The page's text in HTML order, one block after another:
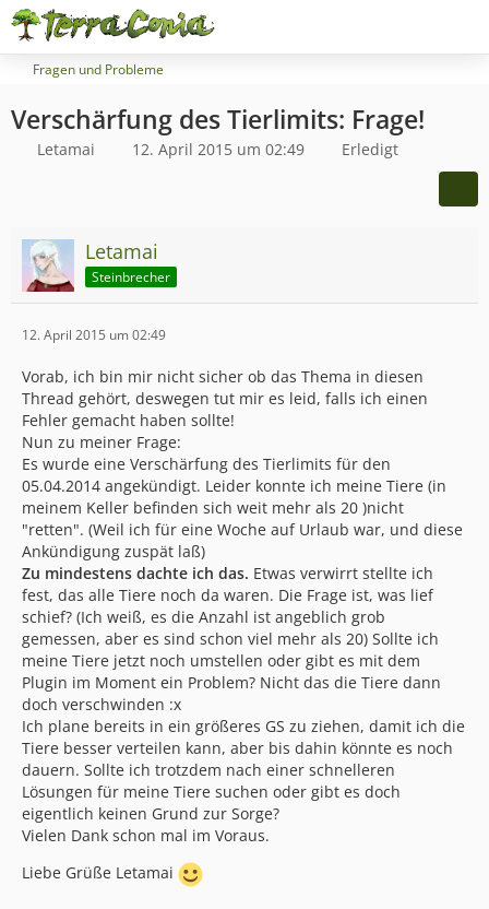
Fragen und Probleme
Verschärfung des Tierlimits: Frage!
Letamai 12. April 2015 um 02:49 Erledigt
Letamai
Steinbrecher
12. April 2015 um 02:49
Vorab, ich bin mir nicht sicher ob das Thema in diesen
Thread gehört, deswegen tut mir es leid, falls ich einen
Fehler gemacht haben sollte!
Nun zu meiner Frage:
Es wurde eine Verschärfung des Tierlimits für den
05.04.2014 angekündigt. Leider konnte ich meine Tiere (in
meinem Keller befinden sich weit mehr als 20 )nicht
"retten". (Weil ich für eine Woche auf Urlaub war, und diese
Ankündigung zuspät laß)
Zu mindestens dachte ich das. Etwas verwirrt stellte ich
fest, das alle Tiere noch da waren. Die Frage ist, was lief
schief? (Ich weiß, es die Anzahl ist angeblich grob
gemessen, aber es sind schon viel mehr als 20) Sollte ich
meine Tiere jetzt noch umstellen oder gibt es mit dem
Plugin im Moment ein Problem? Nicht das die Tiere dann
doch verschwinden :x
Ich plane bereits in ein größeres GS zu ziehen, damit ich die
Tiere besser verteilen kann, aber bis dahin könnte es noch
dauern. Sollte ich trotzdem nach einer schnelleren
Lösungen für meine Tiere suchen oder gibt es doch
eigentlich keinen Grund zur Sorge?
Vielen Dank schon mal im Voraus.
Liebe Grüße Letamai